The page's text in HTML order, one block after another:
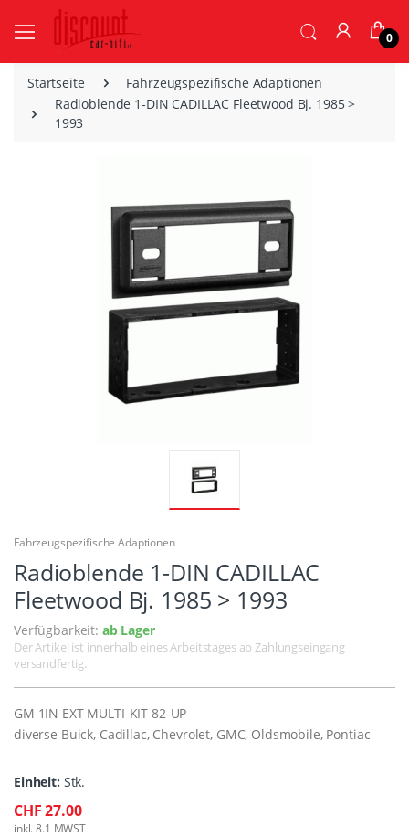
0
Startseite
Fahrzeugspezifische Adaptionen
Radioblende 1-DIN CADILLAC Fleetwood Bj. 1985 >
1993
Fahrzeugspezifische Adaptionen
Radioblende 1-DIN CADILLAC
Fleetwood Bj. 1985 > 1993
Verfügbarkeit: ab Lager
Der Artikel ist innerhalb eines Arbeitstages ab Zahlungseingang
versandfertig.
GM 1IN EXT MULTI-KIT 82-UP
diverse Buick, Cadillac, Chevrolet, GMC, Oldsmobile, Pontiac
Einheit: Stk.
CHF 27.00
inkl. 8.1 MWST